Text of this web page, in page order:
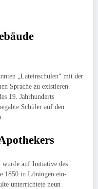
„Lateinschulen“ mit der
Sprache zu existieren
19. Jahrhunderts
Schüler auf den
wurde auf Initiative des
1850 in Löningen ein­
unter­richtete neun